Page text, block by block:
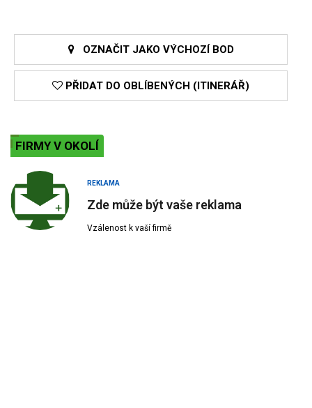
OZNAČIT JAKO VÝCHOZÍ BOD
PŘIDAT DO OBLÍBENÝCH (ITINERÁŘ)
FIRMY V OKOLÍ
REKLAMA
Zde může být vaše reklama
Vzálenost k vaší firmě